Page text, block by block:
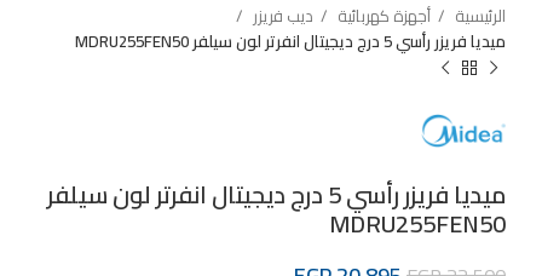
الرئيسية أجهزة كهربائية
ديب فريزر
ميديا فريزر رأسي 5 درج ديجيتال انفرتر لون سيلفر MDRU255FEN50
ميديا فريزر رأسي 5 درج ديجيتال انفرتر لون سيلفر
MDRU255FEN50